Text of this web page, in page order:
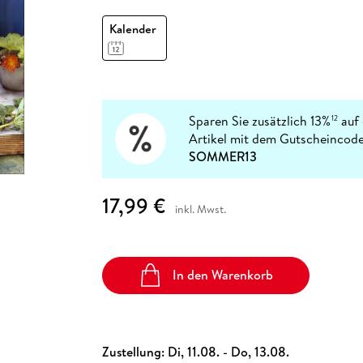
Lernhilfen
Science Fiction
Fremdsprachige Bücher
Kalender
Sparen Sie zusätzlich 13%12 auf
Artikel mit dem
SOMMER13
17,99 € inkl. Mwst.
In den Warenkorb
Zustellung: Di, 11.08. - Do, 13.08.